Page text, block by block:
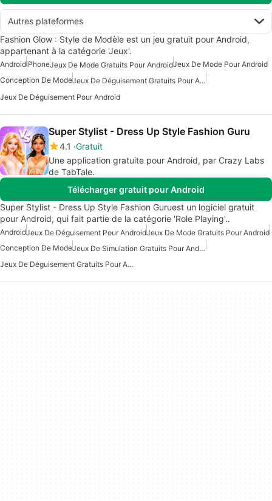
Autres plateformes
Fashion Glow : Style de Modèle est un jeu gratuit pour Android,
appartenant à la catégorie 'Jeux'.
AndroidiPhoneJeux De Mode Gratuits Pour AndroidJeux De Mode Pour Android
Conception De Mode
Jeux De Déguisement Gratuits Pour Android
Jeux De Déguisement Pour Android
Super Stylist - Dress Up Style Fashion Guru
4.1 Gratuit
Une application gratuite pour Android, par Crazy Labs
de TabTale.
Télécharger gratuit pour Android
Super Stylist - Dress Up Style Fashion Guruest un logiciel gratuit
pour Android, qui fait partie de la catégorie 'Role Playing'..
AndroidJeux De Déguisement Pour AndroidJeux De Mode Gratuits Pour Android
Conception De Mode
Jeux De Simulation Gratuits Pour Android
Jeux De Déguisement Gratuits Pour Android